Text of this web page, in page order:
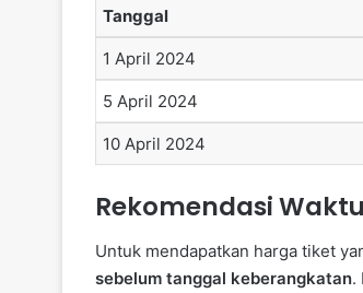
Tanggal
1 April 2024
5 April 2024
10 April 2024
Rekomendasi
Untuk mendapatkan harga tiket
sebelum tanggal keberangkatan.